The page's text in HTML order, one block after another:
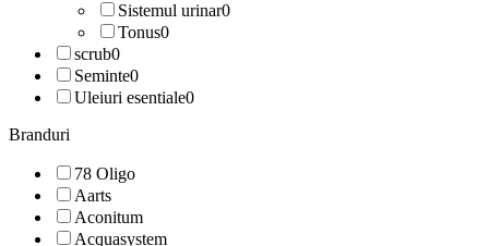
Sistemul urinar0
Tonus0
scrub0
Seminte0
Uleiuri esentiale0
Branduri
78 Oligo
Aarts
Aconitum
Acquasystem